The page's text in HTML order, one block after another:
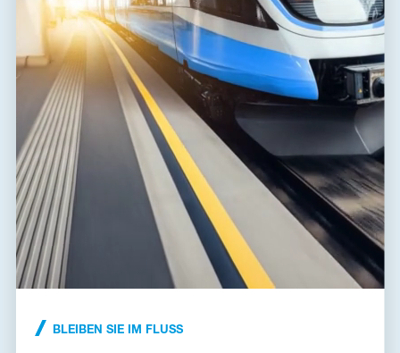
Zolltarifnummer 85363010
8595090570707
Dateien zum Download
Konformitätserklärung (172,7 kB)
Installationsanleitung (631,0 kB)
Abmessungen dxf
BLEIBEN SIE IM FLUSS